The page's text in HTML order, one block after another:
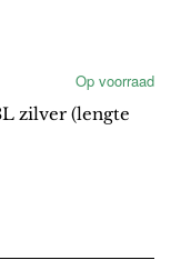
Op voorraad
zilver (lengte